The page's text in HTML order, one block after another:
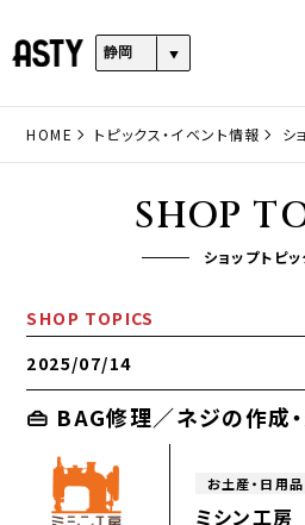
HOME トピックス・イベント情報 シ
SHOP
ショップトピッ
SHOP TOPICS
2025/07/14
👜 BAG修理／ネジの作成
お土産・日用
ミシン工房